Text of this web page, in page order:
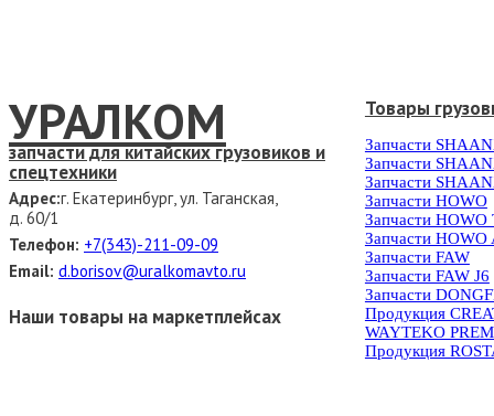
УРАЛКОМ
запчасти для китайских грузовиков и
спецтехники
Адрес:г. Екатеринбург, ул. Таганская,
д. 60/1
Телефон: +7(343)-211-09-09
Email: d.borisov@uralkomavto.ru
Наши товары на маркетплейсах
Товары
Запчасти
Запчасти
Запчасти
Запчасти HOWO
Запчасти HOWO
Запчасти HOWO
Запчасти FAW
Запчасти FAW J6
Запчасти
Продукция
WAYTEKO
Продукция